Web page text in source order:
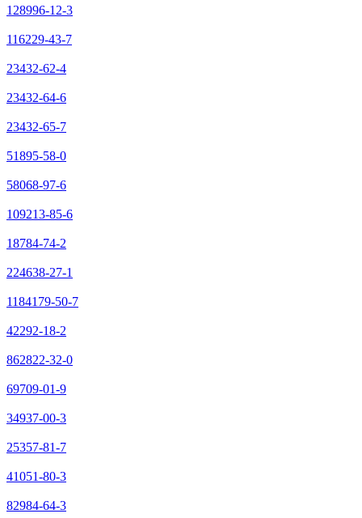
128996-12-3
116229-43-7
23432-62-4
23432-64-6
23432-65-7
51895-58-0
58068-97-6
109213-85-6
18784-74-2
224638-27-1
1184179-50-7
42292-18-2
862822-32-0
69709-01-9
34937-00-3
25357-81-7
41051-80-3
82984-64-3